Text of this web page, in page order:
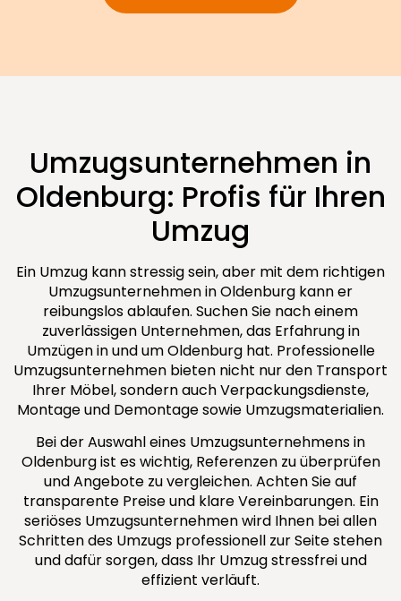
Umzugsunternehmen in
Oldenburg: Profis für Ihren
Umzug
Ein Umzug kann stressig sein, aber mit dem richtigen
Umzugsunternehmen in Oldenburg kann er
reibungslos ablaufen. Suchen Sie nach einem
zuverlässigen Unternehmen, das Erfahrung in
Umzügen in und um Oldenburg hat. Professionelle
Umzugsunternehmen bieten nicht nur den Transport
Ihrer Möbel, sondern auch Verpackungsdienste,
Montage und Demontage sowie Umzugsmaterialien.
Bei der Auswahl eines Umzugsunternehmens in
Oldenburg ist es wichtig, Referenzen zu überprüfen
und Angebote zu vergleichen. Achten Sie auf
transparente Preise und klare Vereinbarungen. Ein
seriöses Umzugsunternehmen wird Ihnen bei allen
Schritten des Umzugs professionell zur Seite stehen
und dafür sorgen, dass Ihr Umzug stressfrei und
effizient verläuft.